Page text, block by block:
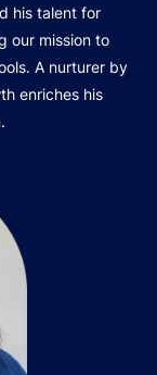
his talent for
our mission to
A nurturer by
enriches his